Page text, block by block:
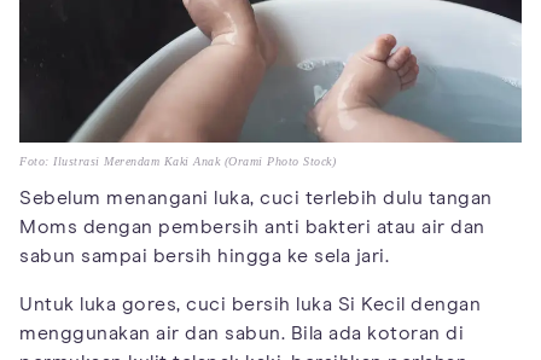
Foto: Ilustrasi Merendam Kaki Anak (Orami Photo Stock)
Sebelum menangani luka, cuci terlebih dulu tangan
Moms dengan pembersih anti bakteri atau air dan
sabun sampai bersih hingga ke sela jari.
Untuk luka gores, cuci bersih luka Si Kecil dengan
menggunakan air dan sabun. Bila ada kotoran di